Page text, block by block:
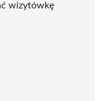
wizytówkę